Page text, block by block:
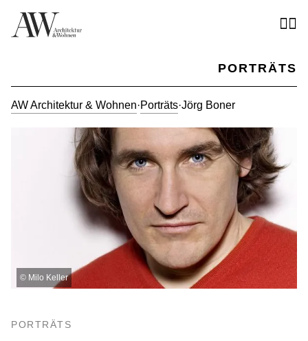
PORTRÄTS
AW Architektur & Wohnen·Porträts·Jörg Boner
© Milo Keller
PORTRÄTS